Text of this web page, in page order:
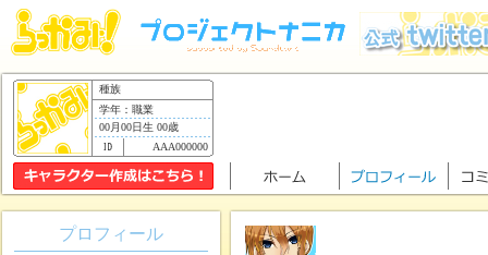
種族
学年：職業
00月00日生 00歳
AAA000000
プロフィール